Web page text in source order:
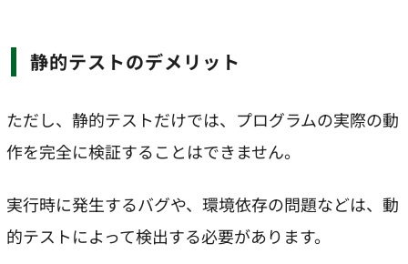
静的テストのデメリット
ただし、静的テストだけでは、プログラムの実際の動
作を完全に検証することはできません。
実行時に発生するバグや、環境依存の問題などは、動
的テストによって検出する必要があります。